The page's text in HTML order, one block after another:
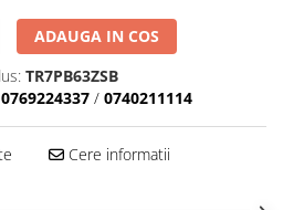
ADAUGA IN COS
TR7PB63ZSB
0769224337 / 0740211114
Cere informatii